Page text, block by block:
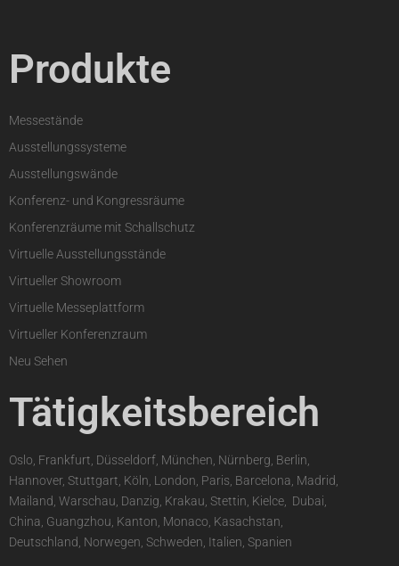
Produkte
Messestände
Ausstellungssysteme
Ausstellungswände
Konferenz- und Kongressräume
Konferenzräume mit Schallschutz
Virtuelle Ausstellungsstände
Virtueller Showroom
Virtuelle Messeplattform
Virtueller Konferenzraum
Neu Sehen
Tätigkeitsbereich
Oslo, Frankfurt, Düsseldorf, München, Nürnberg, Berlin,
Hannover, Stuttgart, Köln, London, Paris, Barcelona, Madrid,
Mailand, Warschau, Danzig, Krakau, Stettin, Kielce, Dubai,
China, Guangzhou, Kanton, Monaco, Kasachstan,
Deutschland, Norwegen, Schweden, Italien, Spanien